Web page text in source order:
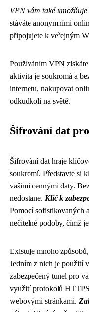
VPN vám také
stáváte anonymními
připojujete k veřejným
Používáním VPN
aktivita je soukromá a
internetu, nakupovat
odkudkoli na světě.
Šifrování dat
Šifrování dat hraje
soukromí. Představte si
vašimi cennými daty.
nedostane. Klíč k
Pomocí sofistikovaných
nečitelné podoby, čímž
Existuje mnoho
Jedním z nich je použití
zabezpečený tunel pro
využití protokolů
webovými stránkami.